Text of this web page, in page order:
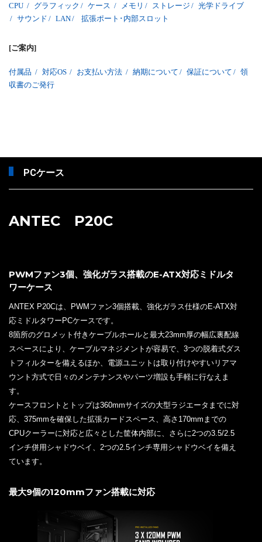
CPU / グラフィック / ケース / メモリ / ストレージ / 光学ドライブ
/ サウンド / LAN/ 拡張ポート･内部スロット
[ご案内]
付属品 / 対応OS / お支払い方法 / 納期について / 保証について / 領
収書のご発行
PCケース
ANTEC P20C
PWMファン3個、強化ガラス搭載のE-ATX対応ミドルタ
ワーケース
ANTEX P20Cは、PWMファン3個搭載、強化ガラス仕様のE-ATX対
応ミドルタワーPCケースです。
8箇所のグロメット付きケーブルホールと最大23mm厚の幅広裏配線
スペースにより、ケーブルマネジメントが容易で、3つの脱着式ダス
トフィルターを備えるほか、電源ユニットは取り付けやすいリアマ
ウント方式で日々のメンテナンスやパーツ増設も手軽に行なえま
す。
ケースフロントとトップは360mmサイズの大型ラジエータまでに対
応、375mmを確保した拡張カードスペース、高さ170mmまでの
CPUクーラーに対応と広々とした筐体内部に、さらに2つの3.5/2.5
インチ併用シャドウベイ、2つの2.5インチ専用シャドウベイを備え
ています。
最大9個の120mmファン搭載に対応